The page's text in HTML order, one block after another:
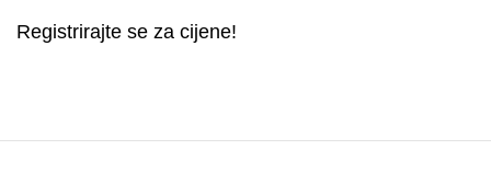
Registrirajte se za cijene!